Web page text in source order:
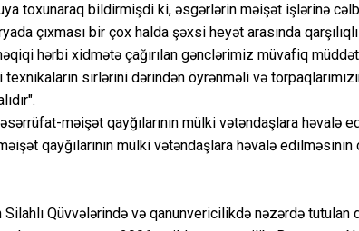
toxunaraq bildirmişdi ki, əsgərlərin məişət işlərinə
çıxması bir çox halda şəxsi heyət arasında
hərbi xidmətə çağırılan gənclərimiz müvafiq
sirlərini dərindən öyrənməli və
məişət qayğılarının mülki vətəndaşlara həvalə
qayğılarının mülki vətəndaşlara həvalə
Silahlı Qüvvələrində və qanunvericilikdə nəzərdə